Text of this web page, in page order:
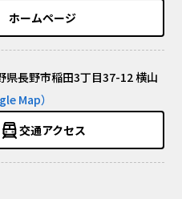
ホームページ
県長野市稲田3丁目37-12 横山
Map）
交通アクセス